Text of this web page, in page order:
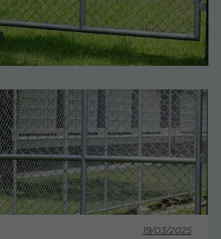
19/03/2025